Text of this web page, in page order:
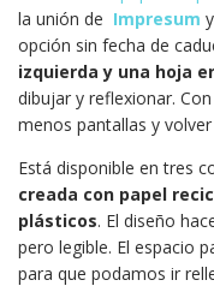
la unión de Impresum y
opción sin fecha de
izquierda y una hoja
dibujar y reflexionar.
menos pantallas y
Está disponible en tres
creada con papel
plásticos. El diseño
pero legible. El espacio
para que podamos ir